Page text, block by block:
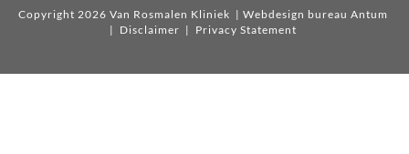
Copyright 2026 Van Rosmalen Kliniek | Webdesign bureau Antum
| Disclaimer | Privacy Statement